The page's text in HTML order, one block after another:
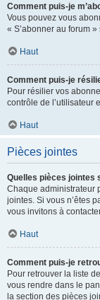
Comment puis-je
Vous pouvez vous
« S’abonner au forum
Haut
Comment puis-je
Pour résilier vos
contrôle de l’utilisateur
Haut
Pièces jointes
Quelles pièces jointes
Chaque administrateur
jointes. Si vous n’êtes
vous invitons à
Haut
Comment puis-je
Pour retrouver la liste
vous rendre dans le
la section des pièces